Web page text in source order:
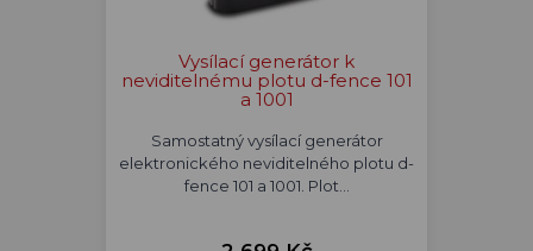
Vysílací generátor k
neviditelnému plotu d-fence 101
a 1001
Samostatný vysílací generátor
elektronického neviditelného plotu d-
fence 101 a 1001. Plot…